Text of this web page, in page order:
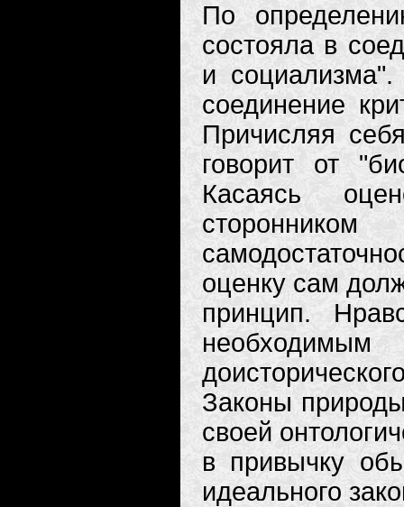
По
состояла в
и
соединение
Причисляя
говорит от
Касаясь
оценку сам
принцип.
Законы
своей
в привычку
идеального